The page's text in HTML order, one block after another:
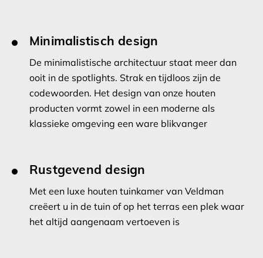
Minimalistisch design
De minimalistische architectuur staat meer dan
ooit in de spotlights. Strak en tijdloos zijn de
codewoorden. Het design van onze houten
producten vormt zowel in een moderne als
klassieke omgeving een ware blikvanger
Rustgevend design
Met een luxe houten tuinkamer van Veldman
creëert u in de tuin of op het terras een plek waar
het altijd aangenaam vertoeven is